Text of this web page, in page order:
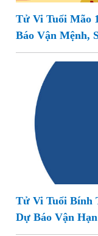
Tử Vi Tuổi Mão
Báo Vận Mệnh,
Tử Vi Tuổi Bính
Dự Báo Vận